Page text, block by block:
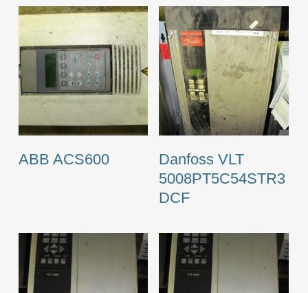
ABB ACS600
Danfoss VLT
5008PT5C54STR3
DCF